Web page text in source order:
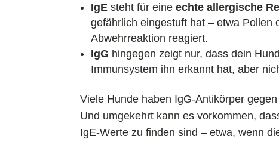
IgE steht für eineechte allergische
gefährlich eingestuft hat – etwa Pollen
Abwehrreaktion reagiert.
IgG hingegen zeigt nur, dass dein Hund
Immunsystem ihn erkannt hat, aber
Viele Hunde haben IgG-Antikörper
Und umgekehrt kann es vorkommen,
IgE-Werte zu finden sind – etwa, wenn